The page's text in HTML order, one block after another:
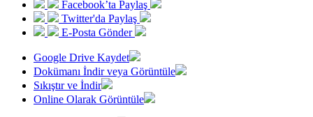
Facebook’ta Paylaş
Twitter'da Paylaş
E-Posta Gönder
Google Drive Kaydet
Dokümanı İndir veya Görüntüle
Sıkıştır ve İndir
Online Olarak Görüntüle